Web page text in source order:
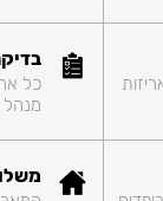
כל
מנהל